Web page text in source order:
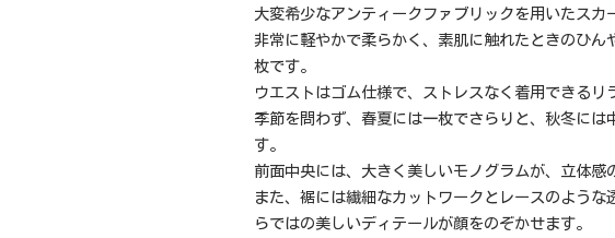
大変希少なアンティークファブリックを用いたスカ
非常に軽やかで柔らかく、素肌に触れたときのひ
枚です。
ウエストはゴム仕様で、ストレスなく着用できるリ
季節を問わず、春夏には一枚でさらりと、秋冬に
す。
前面中央には、大きく美しいモノグラムが、立体
また、裾には繊細なカットワークとレースのよう
らではの美しいディテールが顔をのぞかせます。